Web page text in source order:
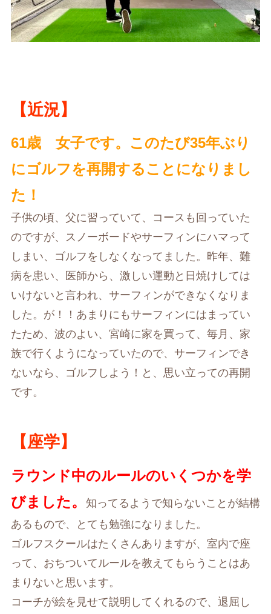
【近況】
61歳 女子です。このたび35年ぶり
にゴルフを再開することになりまし
た！
子供の頃、父に習っていて、コースも回っていた
のですが、スノーボードやサーフィンにハマって
しまい、ゴルフをしなくなってました。昨年、難
病を患い、医師から、激しい運動と日焼けしては
いけないと言われ、サーフィンができなくなりま
した。が！！あまりにもサーフィンにはまってい
たため、波のよい、宮崎に家を買って、毎月、家
族で行くようになっていたので、サーフィンでき
ないなら、ゴルフしよう！と、思い立っての再開
です。
【座学】
ラウンド中のルールのいくつかを学
びました。
知ってるようで知らないことが結構
あるもので、とても勉強になりました。
ゴルフスクールはたくさんありますが、室内で座
って、おちついてルールを教えてもらうことはあ
まりないと思います。
コーチが絵を見せて説明してくれるので、退屈し